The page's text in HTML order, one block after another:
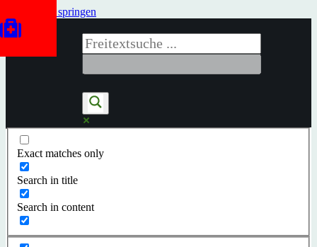
Zum Inhalt springen
Exact matches only
Search in title
Search in content